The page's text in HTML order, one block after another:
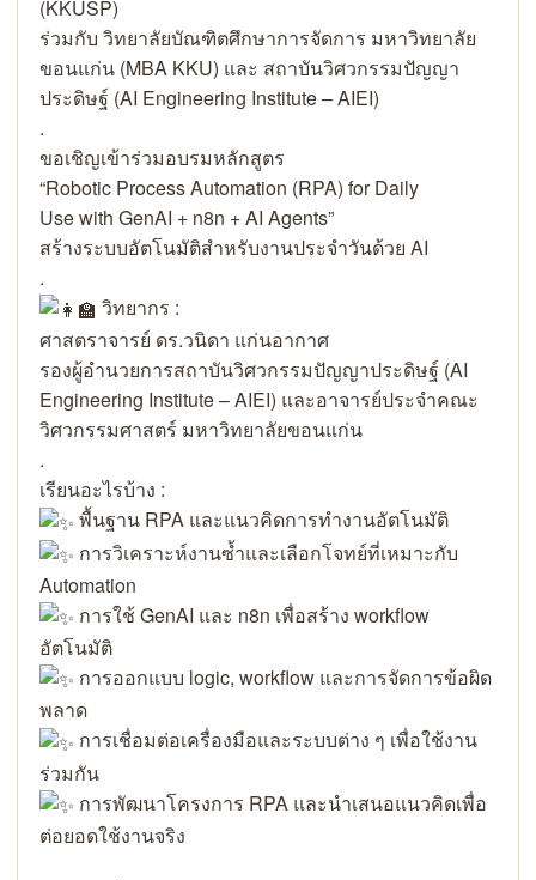
(KKUSP)
ร่วมกับ วิทยาลัยบัณฑิตศึกษาการจัดการ มหาวิทยาลัย
ขอนแก่น (MBA KKU) และ สถาบันวิศวกรรมปัญญา
ประดิษฐ์ (AI Engineering Institute – AIEI)
.
ขอเชิญเข้าร่วมอบรมหลักสูตร
“Robotic Process Automation (RPA) for Daily
Use with GenAI + n8n + AI Agents”
สร้างระบบอัตโนมัติสำหรับงานประจำวันด้วย AI
.
วิทยากร :
ศาสตราจารย์ ดร.วนิดา แก่นอากาศ
รองผู้อำนวยการสถาบันวิศวกรรมปัญญาประดิษฐ์ (AI
Engineering Institute – AIEI) และอาจารย์ประจำคณะ
วิศวกรรมศาสตร์ มหาวิทยาลัยขอนแก่น
.
เรียนอะไรบ้าง :
พื้นฐาน RPA และแนวคิดการทำงานอัตโนมัติ
การวิเคราะห์งานซ้ำและเลือกโจทย์ที่เหมาะกับ
Automation
การใช้ GenAI และ n8n เพื่อสร้าง workflow
อัตโนมัติ
การออกแบบ logic, workflow และการจัดการข้อผิด
พลาด
การเชื่อมต่อเครื่องมือและระบบต่าง ๆ เพื่อใช้งาน
ร่วมกัน
การพัฒนาโครงการ RPA และนำเสนอแนวคิดเพื่อ
ต่อยอดใช้งานจริง